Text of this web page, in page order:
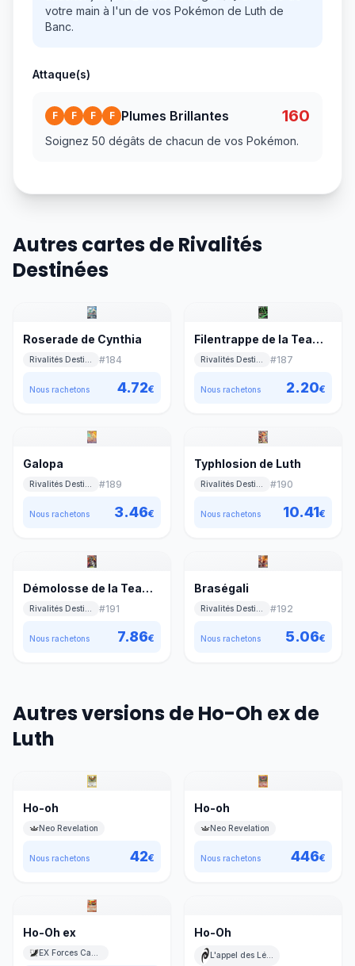
votre main à l'un de vos Pokémon de Luth de
Banc.
Attaque(s)
F F F F Plumes Brillantes 160
Soignez 50 dégâts de chacun de vos Pokémon.
Autres cartes de Rivalités
Destinées
Roserade de Cynthia
#184
Nous rachetons 4.72€
Filentrappe de la Team
Rocket
#187
Nous rachetons 2.20€
Galopa
#189
Nous rachetons 3.46€
Typhlosion de Luth
#190
Nous rachetons 10.41€
Démolosse de la Team
Rocket
#191
Nous rachetons 7.86€
Braségali
#192
Nous rachetons 5.06€
Autres versions de Ho-Oh ex de
Luth
Ho-oh
Neo Revelation
Nous rachetons 42€
Ho-oh
Neo Revelation
Nous rachetons 446€
Ho-Oh ex Ho-Oh